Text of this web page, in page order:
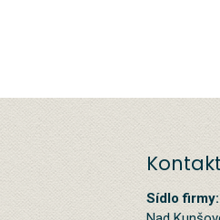
Sídlo firmy: